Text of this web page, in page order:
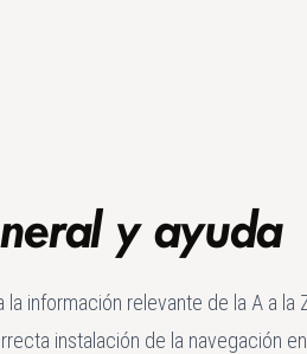
y ayuda
información relevante de la A a la
instalación de la navegación